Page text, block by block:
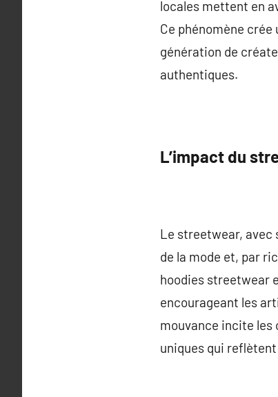
locales mettent en
Ce phénomène
génération de
authentiques.
L’impact du
Le streetwear, avec
de la mode et, par
hoodies streetwear
encourageant les
mouvance incite les
uniques qui